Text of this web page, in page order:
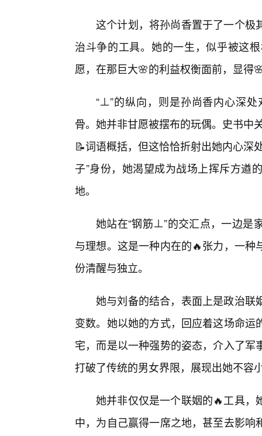
这个计划，将孙尚香置于了一个
治斗争的工具。她的一生，似乎被这
愿，在那巨大🌸的利益权衡面前，显得
“⊥”的纵向，则是孙尚香内心深
骨。她并非甘愿被摆布的玩偶。史书中
📝词语概括，但这恰恰折射出她内心深
子”身份，她渴望成为战场上挥斥方遒
地。
她站在“钢筋⊥”的交汇点，一边是
与理想。这是一种内在的🔥张力，一
份清醒与独立。
她与刘备的结合，表面上是政治联
变数。她以她的方式，回应着这场命
宅，而是以一种强势的姿态，介入了
打破了传统的男女界限，展现出她不容
她并非仅仅是一个联姻的🔥工具，
中，为自己赢得一席之地，甚至去影